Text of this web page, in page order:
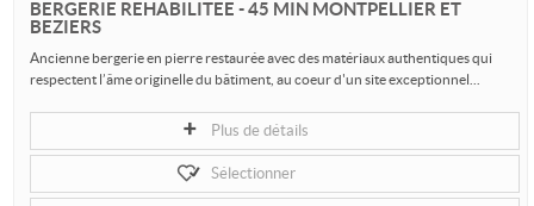
BERGERIE REHABILITEE - 45 MIN MONTPELLIER ET
BEZIERS
Ancienne bergerie en pierre restaurée avec des matériaux authentiques qui
respectent l’âme originelle du bâtiment, au coeur d'un site exceptionnel...
Plus de détails
Sélectionner